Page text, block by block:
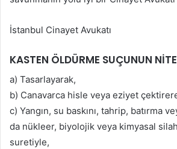
İstanbul Cinayet Avukatı
KASTEN ÖLDÜRME SUÇUNUN
a) Tasarlayarak,
b) Canavarca hisle veya eziyet
c) Yangın, su baskını, tahrip, batırma
da nükleer, biyolojik veya kimyasal
suretiyle,